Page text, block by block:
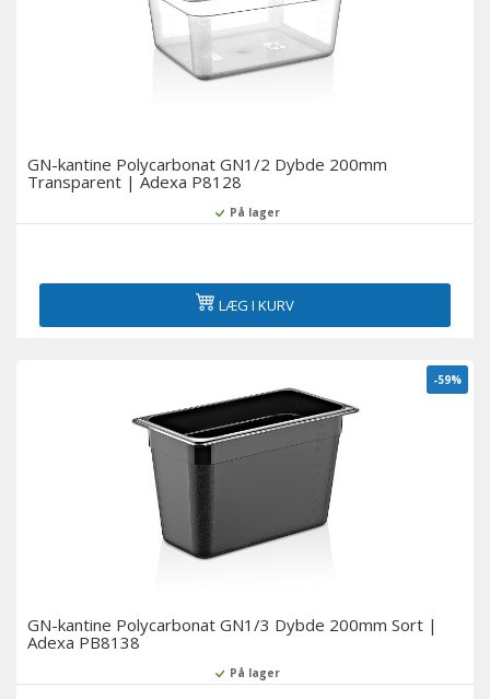
GN-kantine Polycarbonat GN1/2 Dybde 200mm
Transparent | Adexa P8128
På lager
LÆG I KURV
-59%
GN-kantine Polycarbonat GN1/3 Dybde 200mm Sort |
Adexa PB8138
På lager